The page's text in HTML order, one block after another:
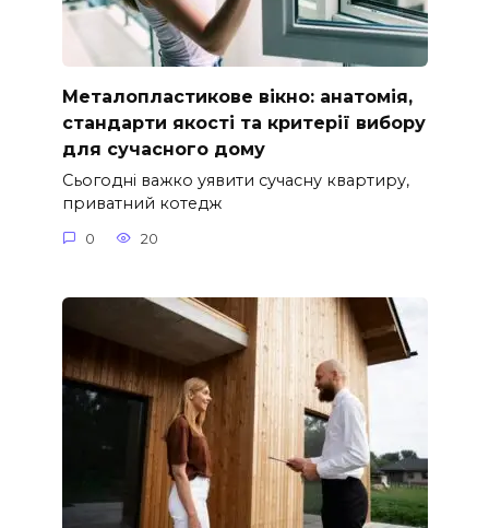
Металопластикове вікно: анатомія,
стандарти якості та критерії вибору
для сучасного дому
Сьогодні важко уявити сучасну квартиру,
приватний котедж
0 20